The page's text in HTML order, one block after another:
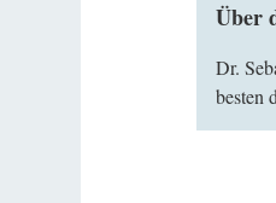
Über
Dr.
besten